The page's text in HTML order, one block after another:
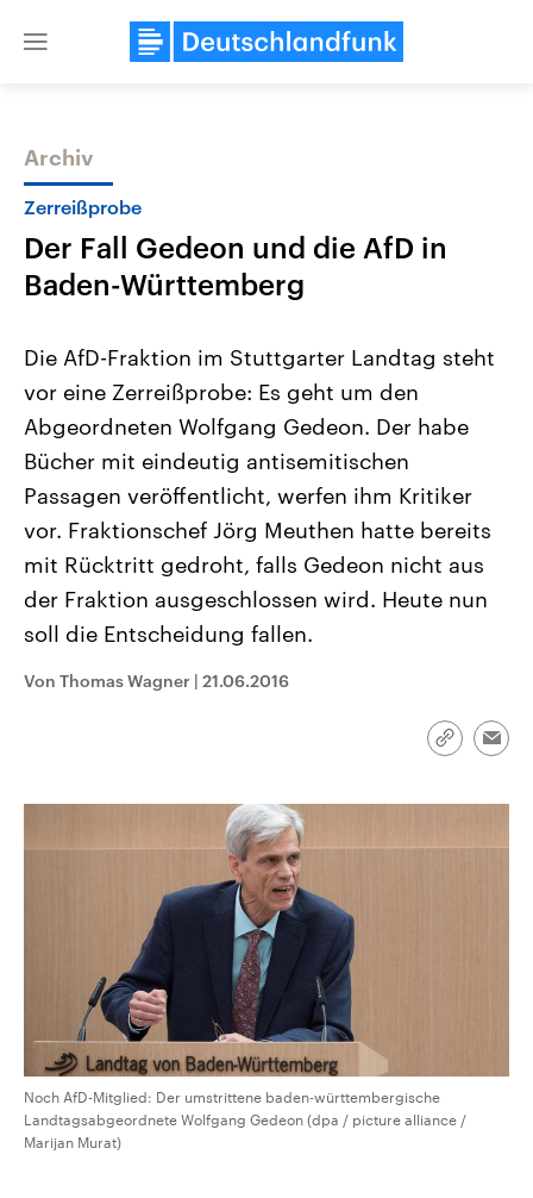
Close
Themen
Landtagswahl Sachsen-Anhalt
2026
Alle Informationen
Sachsen-Anhalt wählt am 6.
September 2026 einen neuen
Landtag. Seit 2021 wird das
Bundesland von einer Koalition aus
Umfragen, Prognosen,
Wahlprogramme, aktuelle Berichte
und Hintergründe zu den Parteien
und Kandidaten der anstehenden
Wahl.
USA
Aktuelle Beiträge,
Hintergründe
Wirtschaftlich und
gehören die Vereinigten
den mächtigsten Ländern
mit großem Einfluss auf
Sendungen Programm Podcasts
Archiv
Zerreißprobe
Der Fall Gedeon und die AfD in
Baden-Württemberg
Die AfD-Fraktion im Stuttgarter Landtag steht
vor eine Zerreißprobe: Es geht um den
Abgeordneten Wolfgang Gedeon. Der habe
Bücher mit eindeutig antisemitischen
Passagen veröffentlicht, werfen ihm Kritiker
vor. Fraktionschef Jörg Meuthen hatte bereits
mit Rücktritt gedroht, falls Gedeon nicht aus
der Fraktion ausgeschlossen wird. Heute nun
soll die Entscheidung fallen.
Von Thomas Wagner | 21.06.2016
Link
Noch AfD-Mitglied: Der umstrittene baden-württembergische
Landtagsabgeordnete Wolfgang Gedeon (dpa / picture alliance /
Marijan Murat)